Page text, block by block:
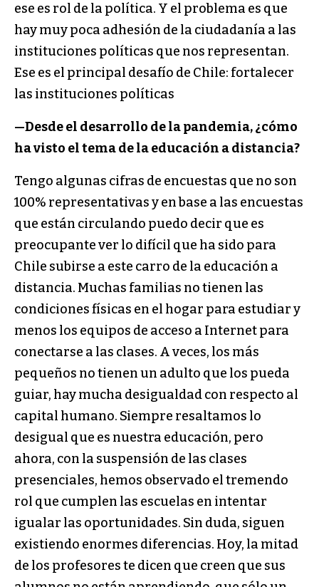
ese es rol de la política. Y el problema es que
hay muy poca adhesión de la ciudadanía a las
instituciones políticas que nos representan.
Ese es el principal desafío de Chile: fortalecer
las instituciones políticas
—Desde el desarrollo de la pandemia, ¿cómo
ha visto el tema de la educación a distancia?
Tengo algunas cifras de encuestas que no son
100% representativas y en base a las encuestas
que están circulando puedo decir que es
preocupante ver lo difícil que ha sido para
Chile subirse a este carro de la educación a
distancia. Muchas familias no tienen las
condiciones físicas en el hogar para estudiar y
menos los equipos de acceso a Internet para
conectarse a las clases. A veces, los más
pequeños no tienen un adulto que los pueda
guiar, hay mucha desigualdad con respecto al
capital humano. Siempre resaltamos lo
desigual que es nuestra educación, pero
ahora, con la suspensión de las clases
presenciales, hemos observado el tremendo
rol que cumplen las escuelas en intentar
igualar las oportunidades. Sin duda, siguen
existiendo enormes diferencias. Hoy, la mitad
de los profesores te dicen que creen que sus